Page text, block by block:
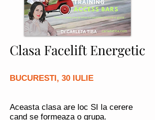
Clasa Facelift Energetic
Clasa Facelift Energetic
BUCURESTI, 30 IULIE
Aceasta clasa are loc SI la cerere
cand se formeaza o grupa.